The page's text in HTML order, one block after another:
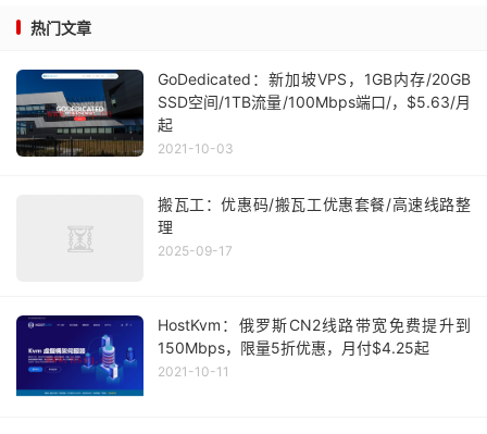
热门文章
GoDedicated：新加坡VPS，1GB内存/20GB
SSD空间/1TB流量/100Mbps端口/，$5.63/月
起
2021-10-03
搬瓦工：优惠码/搬瓦工优惠套餐/高速线路整
理
2025-09-17
HostKvm：俄罗斯CN2线路带宽免费提升到
150Mbps，限量5折优惠，月付$4.25起
2021-10-11